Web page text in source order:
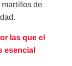
martillos de
las que el
esencial